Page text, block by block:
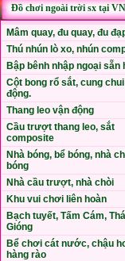
Đồ chơi ngoài trời sx tại VN
Mâm quay, đu quay, đu
Thú nhún lò xo, nhún
Bập bênh nhập ngoại sẵn
Cột bong rổ sắt, cung
động.
Thang leo vận động
Cầu trượt thang leo, sắt
composite
Nhà bóng, bể bóng, nhà
bóng
Nhà cầu trượt, nhà chòi
Khu vui chơi liên hoàn
Bạch tuyết, Tấm Cám,
Gióng
Bể chơi cát nước, chậu
hàng rào